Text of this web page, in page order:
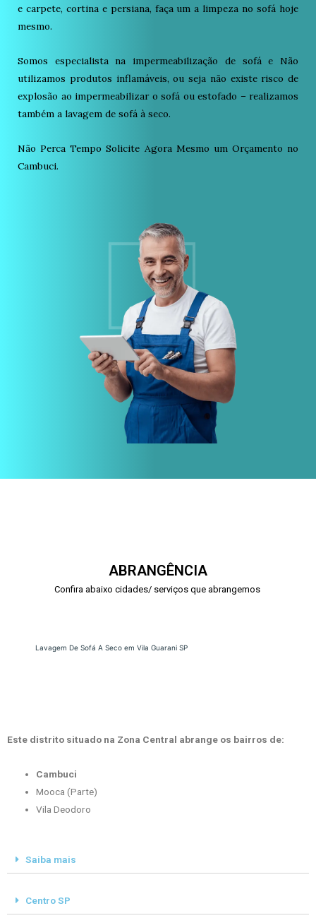
e carpete, cortina e persiana, faça um a limpeza no sofá hoje
mesmo.
Somos especialista na impermeabilização de sofá e Não
utilizamos produtos inflamáveis, ou seja não existe risco de
explosão ao impermeabilizar o sofá ou estofado – realizamos
também a lavagem de sofá à seco.
Não Perca Tempo Solicite Agora Mesmo um Orçamento no
Cambuci.
ABRANGÊNCIA
Confira abaixo cidades/ serviços que abrangemos
Lavagem De Sofá A Seco em Vila Guarani SP
Este distrito situado na Zona Central abrange os bairros de:
Cambuci
Mooca (Parte)
Vila Deodoro
Saiba mais
Centro SP